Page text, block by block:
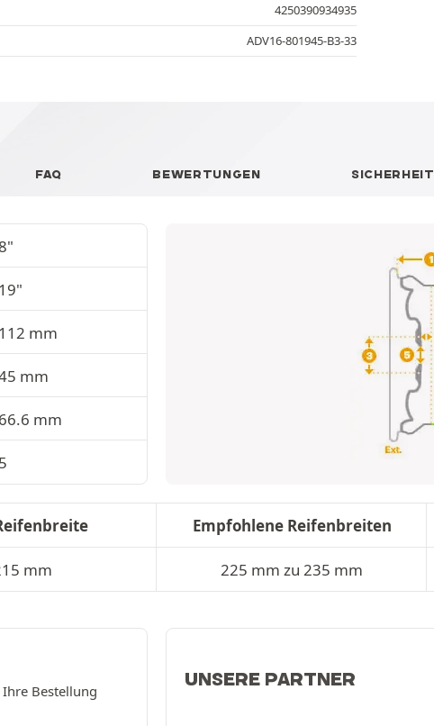
4250390934935
ADV16-801945-B3-33
FAQ BEWERTUNGEN SICHERHEIT
19"
112 mm
mm
66.6 mm
5
mm
Empfohlene Reifenbreiten
225 mm zu 235 mm
Bestellung
UNSERE PARTNER